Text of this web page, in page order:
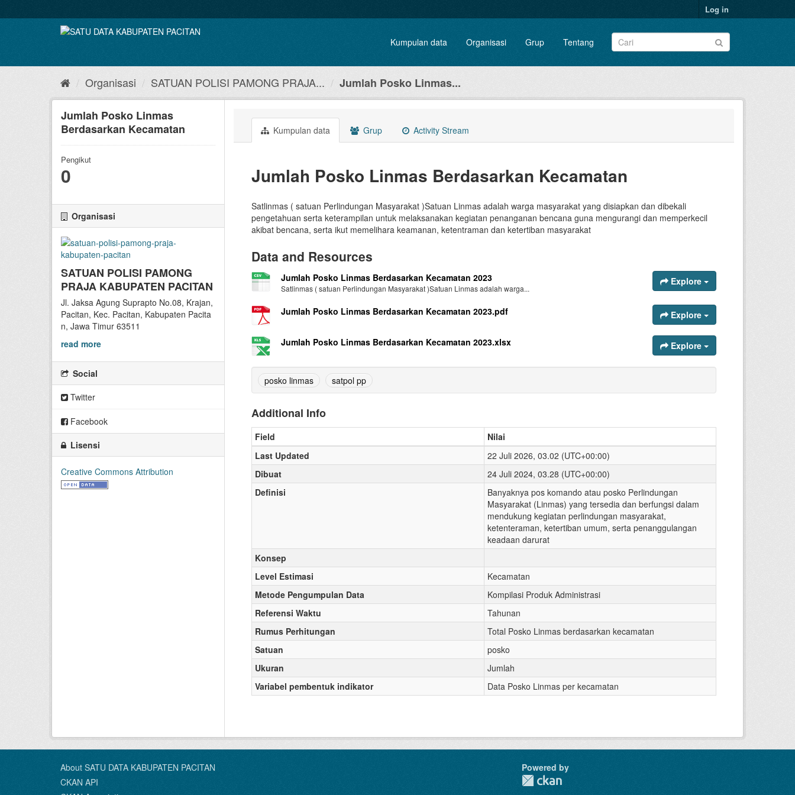
to
Log in
Kumpulan data Organisasi Grup Tentang
Organisasi SATUAN POLISI PAMONG PRAJA... Jumlah Posko Linmas...
Jumlah Posko Linmas
Berdasarkan Kecamatan
Pengikut
0
Organisasi
SATUAN POLISI PAMONG
PRAJA KABUPATEN PACITAN
Jl. Jaksa Agung Suprapto No.08, Krajan,
Pacitan, Kec. Pacitan, Kabupaten Pacita
n, Jawa Timur 63511
read more
Social
Twitter
Facebook
Lisensi
Creative Commons Attribution
Kumpulan data Grup Activity Stream
Jumlah Posko Linmas Berdasarkan Kecamatan
Satlinmas ( satuan Perlindungan Masyarakat )Satuan Linmas adalah warga masyarakat yang disiapkan dan dibekali
pengetahuan serta keterampilan untuk melaksanakan kegiatan penanganan bencana guna mengurangi dan memperkecil
akibat bencana, serta ikut memelihara keamanan, ketentraman dan ketertiban masyarakat
Data and Resources
Jumlah Posko Linmas Berdasarkan Kecamatan 2023
Satlinmas ( satuan Perlindungan Masyarakat )Satuan Linmas adalah warga...
Explore
Jumlah Posko Linmas Berdasarkan Kecamatan 2023.pdf Explore
Jumlah Posko Linmas Berdasarkan Kecamatan 2023.xlsx Explore
posko linmas satpol pp
Additional Info
Field
Nilai
Last Updated
22 Juli 2026, 03.02 (UTC+00:00)
Dibuat
24 Juli 2024, 03.28 (UTC+00:00)
Definisi
Banyaknya pos komando atau posko Perlindungan
Masyarakat (Linmas) yang tersedia dan berfungsi dalam
mendukung kegiatan perlindungan masyarakat,
ketenteraman, ketertiban umum, serta penanggulangan
keadaan darurat
Konsep
Level Estimasi
Kecamatan
Metode Pengumpulan Data
Kompilasi Produk Administrasi
Referensi Waktu
Tahunan
Rumus Perhitungan
Total Posko Linmas berdasarkan kecamatan
Satuan
posko
Ukuran
Jumlah
Variabel pembentuk indikator
Data Posko Linmas per kecamatan
About SATU DATA KABUPATEN PACITAN
CKAN API
Powered by